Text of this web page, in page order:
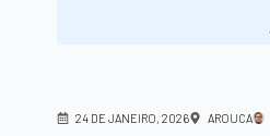
24 DE JANEIRO, 2026 AROUCA